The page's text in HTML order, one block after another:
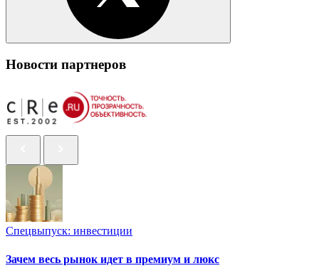
Новости партнеров
Спецвыпуск: инвестиции
Зачем весь рынок идет в премиум и люкс